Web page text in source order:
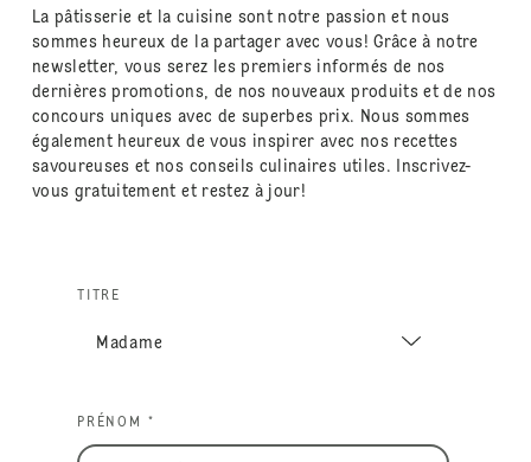
La pâtisserie et la cuisine sont notre passion et nous
sommes heureux de la partager avec vous! Grâce à notre
newsletter, vous serez les premiers informés de nos
dernières promotions, de nos nouveaux produits et de nos
concours uniques avec de superbes prix. Nous sommes
également heureux de vous inspirer avec nos recettes
savoureuses et nos conseils culinaires utiles. Inscrivez-
vous gratuitement et restez à jour!
TITRE
PRÉNOM *